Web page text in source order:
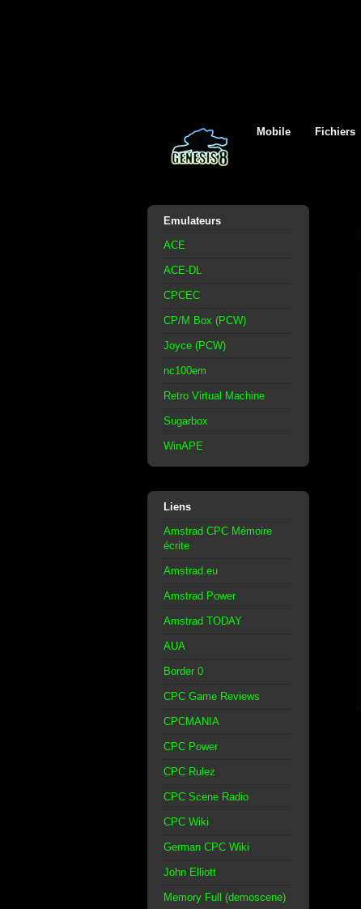
Mobile Fichiers
Emulateurs
ACE
ACE-DL
CPCEC
CP/M Box (PCW)
Joyce (PCW)
nc100em
Retro Virtual Machine
Sugarbox
WinAPE
Liens
Amstrad CPC Mémoire
écrite
Amstrad.eu
Amstrad Power
Amstrad TODAY
AUA
Border 0
CPC Game Reviews
CPCMANIA
CPC Power
CPC Rulez
CPC Scene Radio
CPC Wiki
German CPC Wiki
John Elliott
Memory Full (demoscene)